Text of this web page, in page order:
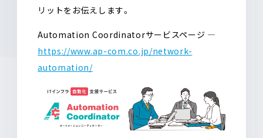
リットをお伝えします。
Automation Coordinatorサービスページ ―
https://www.ap-com.co.jp/network-
automation/